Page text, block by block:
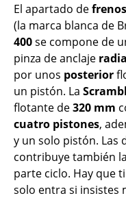
El apartado defrenos
(la marca blanca de
400se compone de
pinza de anclaje
por unos posterior
un pistón. La
flotante de320 mm
cuatro pistones,
y un solo pistón. Las
contribuye también
parte ciclo. Hay que
solo entra si insistes